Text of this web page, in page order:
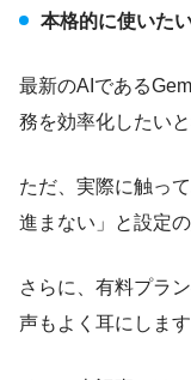
本格的に使いた
最新のAIである
務を効率化したい
ただ、実際に触っ
進まない」と設定
さらに、有料プラ
声もよく耳にします